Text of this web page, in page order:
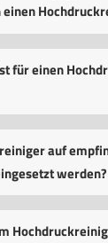
für einen
auf
werden?